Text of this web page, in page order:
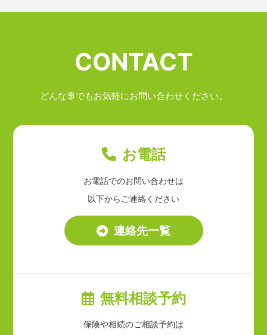
CONTACT
どんな事でもお気軽にお問い合わせください。
お電話
お電話でのお問い合わせは
以下からご連絡ください
連絡先一覧
無料相談予約
保険や相続のご相談予約は